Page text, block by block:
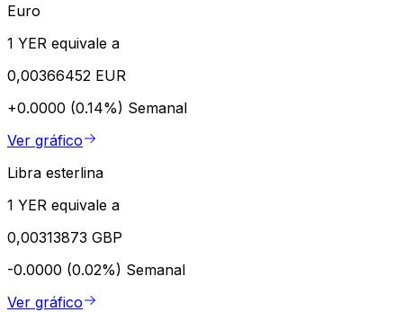
Euro
1 YER equivale a
0,00366452 EUR
+0.0000 (0.14%) Semanal
Ver gráfico
Libra esterlina
1 YER equivale a
0,00313873 GBP
-0.0000 (0.02%) Semanal
Ver gráfico